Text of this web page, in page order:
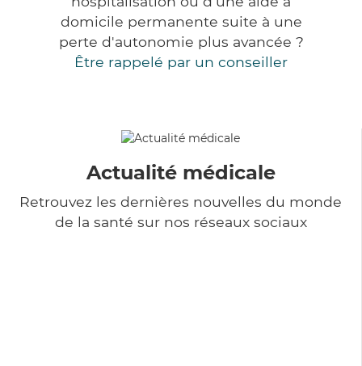
domicile permanente suite à une
perte d'autonomie plus avancée ?
Être rappelé par un conseiller
Actualité médicale
Retrouvez les dernières nouvelles du monde
de la santé sur nos réseaux sociaux